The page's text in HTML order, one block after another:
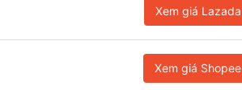
Xem giá Lazada
Xem giá Shopee